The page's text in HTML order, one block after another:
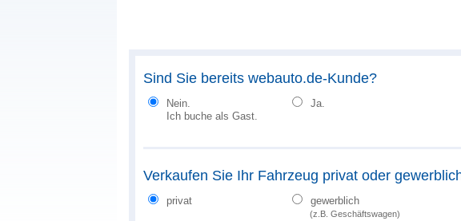
Sind Sie bereits webauto.de-Kunde?
Nein.
Ich buche als Gast.
Ja.
Verkaufen Sie Ihr Fahrzeug privat oder
privat gewerblich
(z.B. Geschäftswagen)